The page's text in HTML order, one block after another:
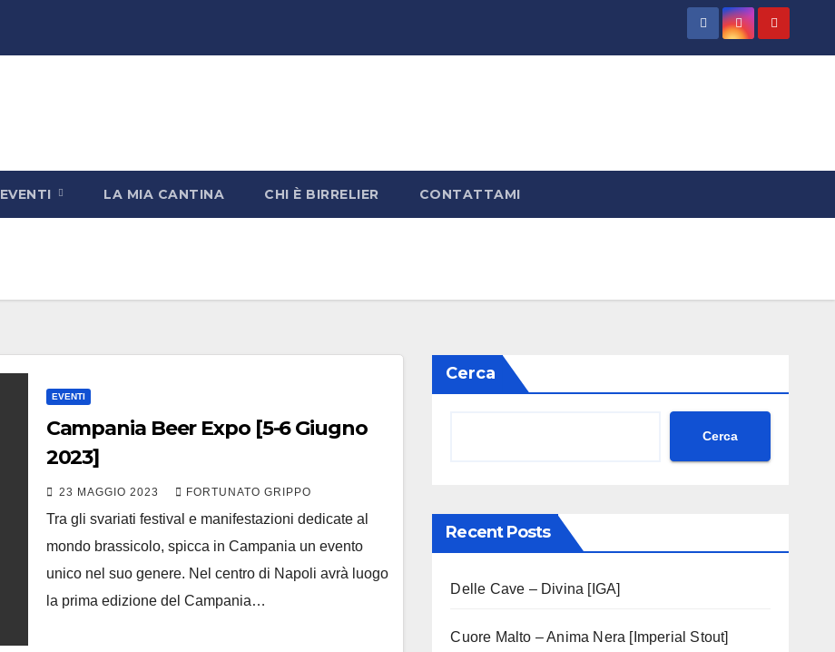
EVENTI LA MIA CANTINA CHI È BIRRELIER CONTATTAMI
EVENTI
Campania Beer Expo [5-6 Giugno
2023]
23 MAGGIO 2023 FORTUNATO GRIPPO
Tra gli svariati festival e manifestazioni dedicate al
mondo brassicolo, spicca in Campania un evento
unico nel suo genere. Nel centro di Napoli avrà luogo
la prima edizione del Campania…
Cerca
Cerca
Recent Posts
Delle Cave – Divina [IGA]
Cuore Malto – Anima Nera [Imperial Stout]